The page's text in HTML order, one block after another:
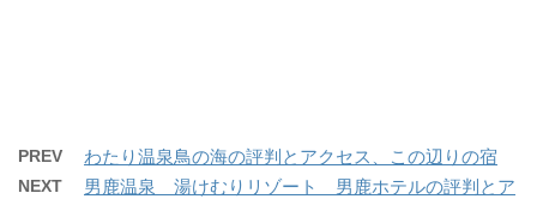
PREV わたり温泉鳥の海の評判とアクセス、この辺りの宿
NEXT
男鹿温泉 湯けむりリゾート 男鹿ホテルの評判とア